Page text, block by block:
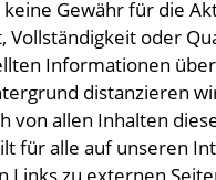
keine Gewähr für die
Vollständigkeit oder
Informationen
distanzieren
von allen Inhalten
für alle auf unseren